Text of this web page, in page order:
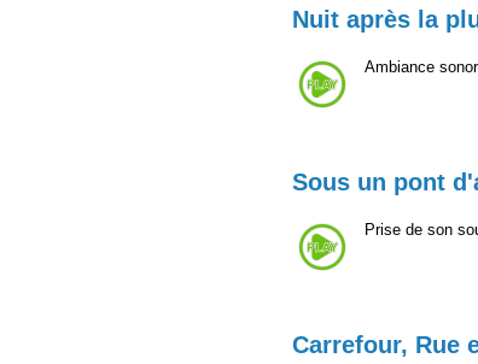
Nuit après la
Ambiance
Sous un pont
Prise de son
Carrefour, Rue